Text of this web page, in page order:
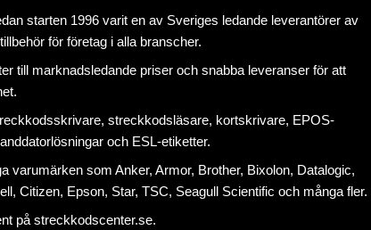
starten 1996 varit en av Sveriges ledande leverantörer av
för företag i alla branscher.
till marknadsledande priser och snabba leveranser för att
, streckkodsläsare, kortskrivare, EPOS-
och ESL-etiketter.
varumärken som Anker, Armor, Brother, Bixolon, Datalogic,
Citizen, Epson, Star, TSC, Seagull Scientific och många fler.
påstreckkodscenter.se.